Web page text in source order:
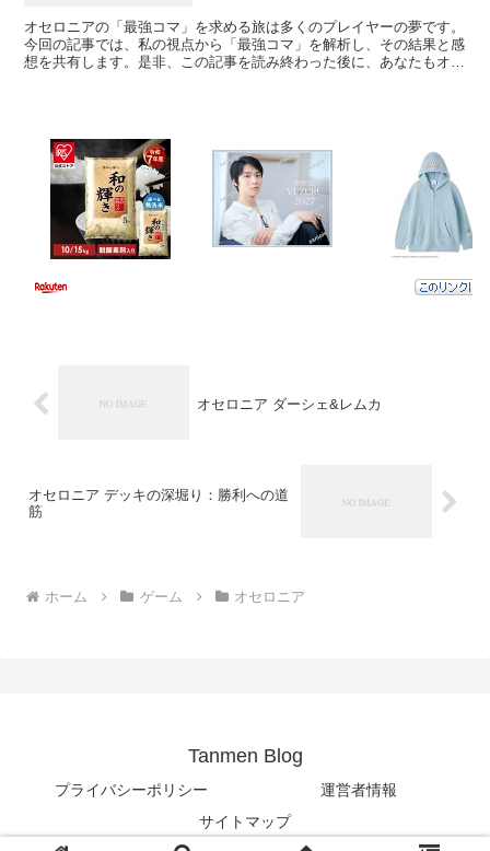
オセロニアの「最強コマ」を求める旅は多くのプレイヤーの夢です。
今回の記事では、私の視点から「最強コマ」を解析し、その結果と感
想を共有します。是非、この記事を読み終わった後に、あなたもオセ
オセロニア ダーシェ&レムカ
オセロニア デッキの深堀り：勝利への道
筋
ホーム ゲーム オセロニア
Tanmen Blog
プライバシーポリシー
運営者情報
サイトマップ